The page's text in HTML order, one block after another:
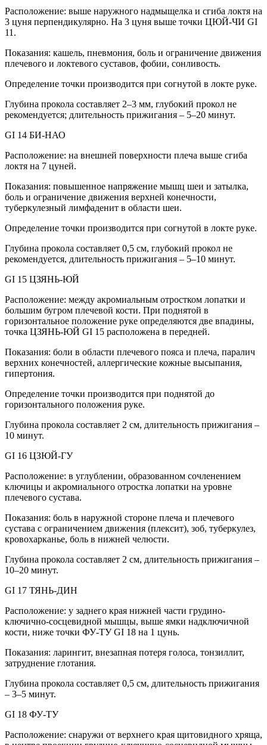
Расположение: выше наружного надмыщелка и сгиба локтя на
3 цуня перпендикулярно. На 3 цуня выше точки ЦЮЙ-ЧИ GI
11.
Показания: кашель, пневмония, боль и ограничение движения
плечевого и локтевого суставов, фобии, сонливость.
Определение точки производится при согнутой в локте руке.
Глубина прокола составляет 2–3 мм, глубокий прокол не
рекомендуется; длительность прижигания – 5–20 минут.
GI 14 БИ-НАО
Расположение: на внешней поверхности плеча выше сгиба
локтя на 7 цуней.
Показания: повышенное напряжение мышц шеи и затылка,
боль и ограничение движения верхней конечности,
туберкулезный лимфаденит в области шеи.
Определение точки производится при согнутой в локте руке.
Глубина прокола составляет 0,5 см, глубокий прокол не
рекомендуется, длительность прижигания – 5–10 минут.
GI 15 ЦЗЯНЬ-ЮЙ
Расположение: между акромиальным отростком лопатки и
большим бугром плечевой кости. При поднятой в
горизонтальное положение руке определяются две впадины,
точка ЦЗЯНЬ-ЮЙ GI 15 расположена в передней.
Показания: боли в области плечевого пояса и плеча, паралич
верхних конечностей, аллергические кожные высыпания,
гипертония.
Определение точки производится при поднятой до
горизонтального положения руке.
Глубина прокола составляет 2 см, длительность прижигания –
10 минут.
GI 16 ЦЗЮЙ-ГУ
Расположение: в углублении, образованном сочленением
ключицы и акромиального отростка лопатки на уровне
плечевого сустава.
Показания: боль в наружной стороне плеча и плечевого
сустава с ограничением движения (плексит), зоб, туберкулез,
кровохарканье, боль в нижней челюсти.
Глубина прокола составляет 2 см, длительность прижигания –
10–20 минут.
GI 17 ТЯНЬ-ДИН
Расположение: у заднего края нижней части грудино-
ключично-сосцевидной мышцы, выше ямки надключичной
кости, ниже точки ФУ-ТУ GI 18 на 1 цунь.
Показания: ларингит, внезапная потеря голоса, тонзиллит,
затруднение глотания.
Глубина прокола составляет 0,5 см, длительность прижигания
– 3–5 минут.
GI 18 ФУ-ТУ
Расположение: снаружи от верхнего края щитовидного хряща,